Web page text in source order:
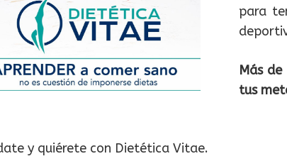
para
Más
tus
y quiérete con Dietética Vitae.